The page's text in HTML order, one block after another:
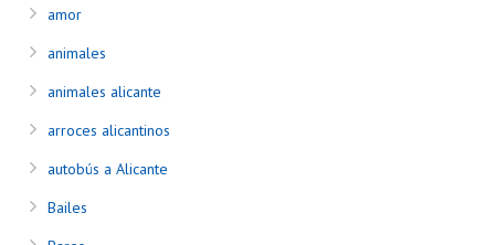
amor
animales
animales alicante
arroces alicantinos
autobús a Alicante
Bailes